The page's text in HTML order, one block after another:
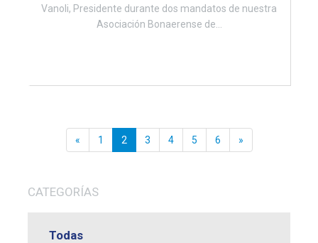
Vanoli, Presidente durante dos mandatos de nuestra
Asociación Bonaerense de...
« 1 2 3 4 5 6 »
CATEGORÍAS
Todas